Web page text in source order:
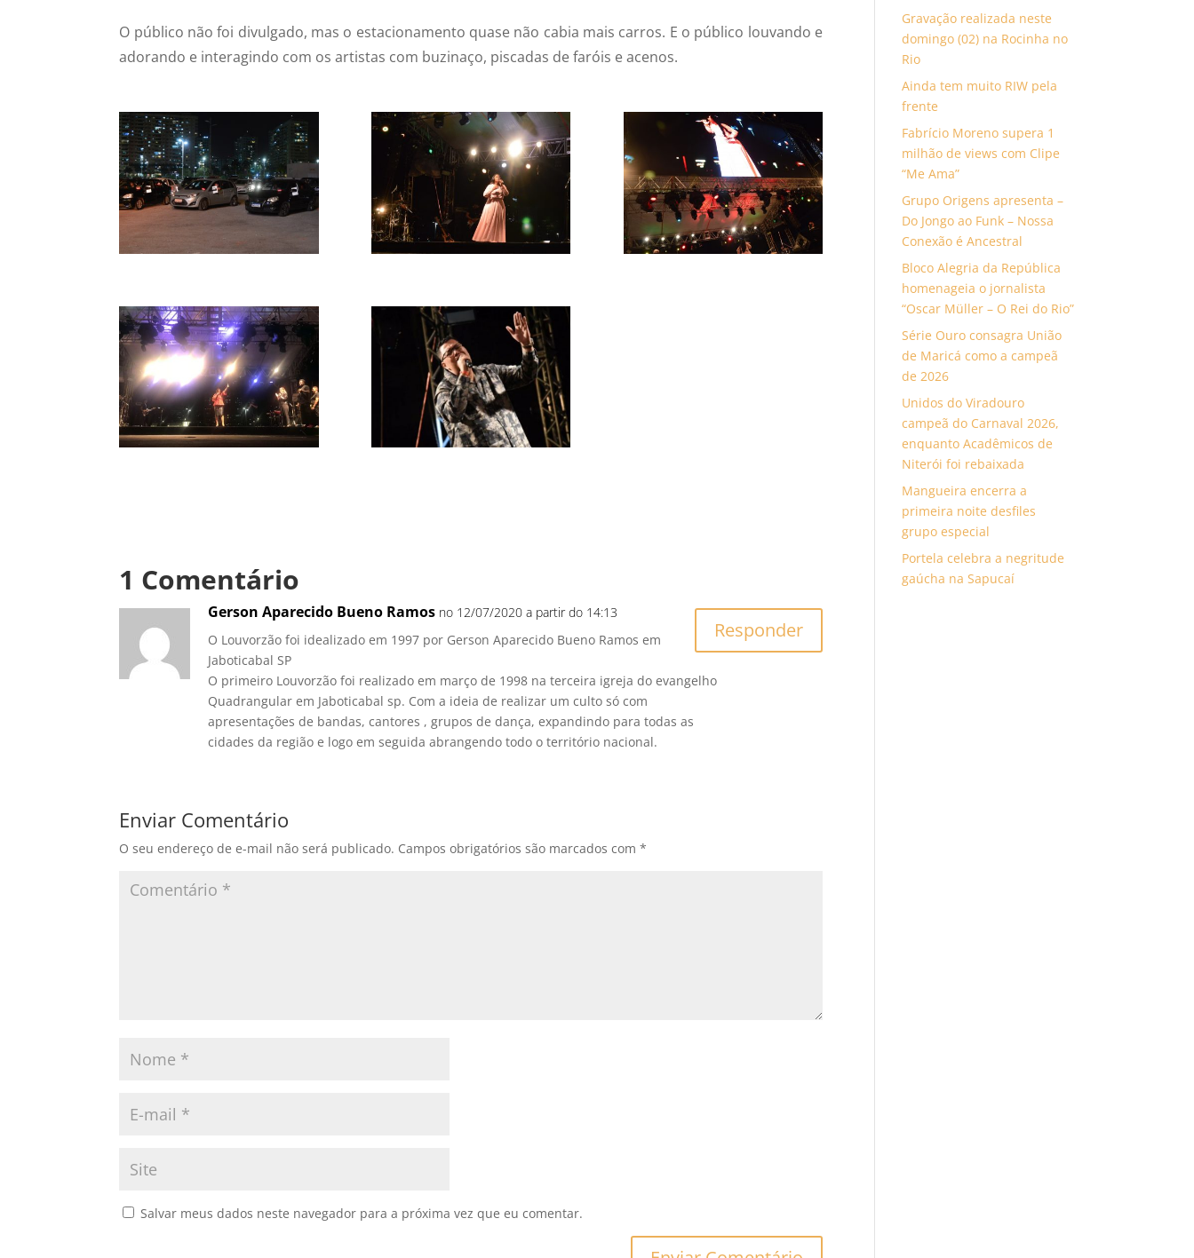
O público não foi divulgado, mas o estacionamento quase não cabia mais carros. E o público louvando e
adorando e interagindo com os artistas com buzinaço, piscadas de faróis e acenos.
1 Comentário
Gerson Aparecido Bueno Ramos no 12/07/2020 a partir do 14:13
O Louvorzão foi idealizado em 1997 por Gerson Aparecido Bueno Ramos em
Jaboticabal SP
O primeiro Louvorzão foi realizado em março de 1998 na terceira igreja do evangelho
Quadrangular em Jaboticabal sp. Com a ideia de realizar um culto só com
apresentações de bandas, cantores , grupos de dança, expandindo para todas as
cidades da região e logo em seguida abrangendo todo o território nacional.
Responder
Enviar Comentário
O seu endereço de e-mail não será publicado. Campos obrigatórios são marcados com*
Salvar meus dados neste navegador para a próxima vez que eu comentar.
Gravação realizada neste
domingo (02) na Rocinha no
Rio
Ainda tem muito RIW pela
frente
Fabrício Moreno supera 1
milhão de views com Clipe
“Me Ama”
Grupo Origens apresenta –
Do Jongo ao Funk – Nossa
Conexão é Ancestral
Bloco Alegria da República
homenageia o jornalista
“Oscar Müller – O Rei do Rio”
Série Ouro consagra União
de Maricá como a campeã
de 2026
Unidos do Viradouro
campeã do Carnaval 2026,
enquanto Acadêmicos de
Niterói foi rebaixada
Mangueira encerra a
primeira noite desfiles
grupo especial
Portela celebra a negritude
gaúcha na Sapucaí